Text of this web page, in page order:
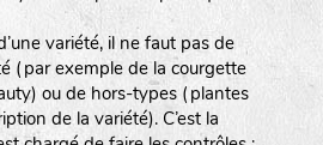
variété, il ne faut pas de
(par exemple de la courgette
ou de hors-types (plantes
de la variété). C’est la